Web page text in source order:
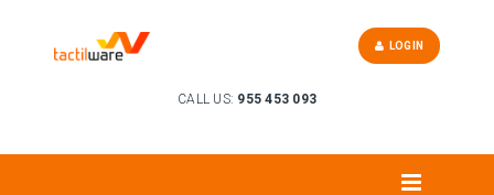
CALL US: 955 453 093
LOGIN